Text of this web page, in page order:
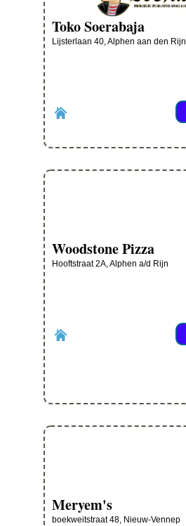
Toko Soerabaja
Lijsterlaan 40, Alphen aan den Rijn
Woodstone Pizza
Hooftstraat 2A, Alphen a/d Rijn
Meryem's
boekweitstraat 48, Nieuw-Vennep